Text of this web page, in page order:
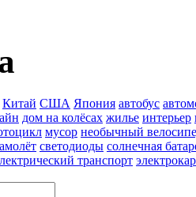
Китай США Япония автобус
дом на колёсах жилье интерьер
мусор необычный
светодиоды солнечная
транспорт электрокар